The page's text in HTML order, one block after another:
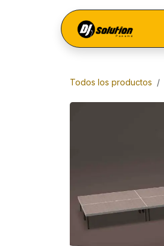
Todos los productos